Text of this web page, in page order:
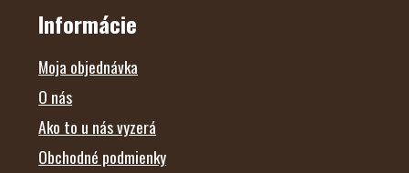
Informácie
Moja objednávka
O nás
Ako to u nás vyzerá
Obchodné podmienky